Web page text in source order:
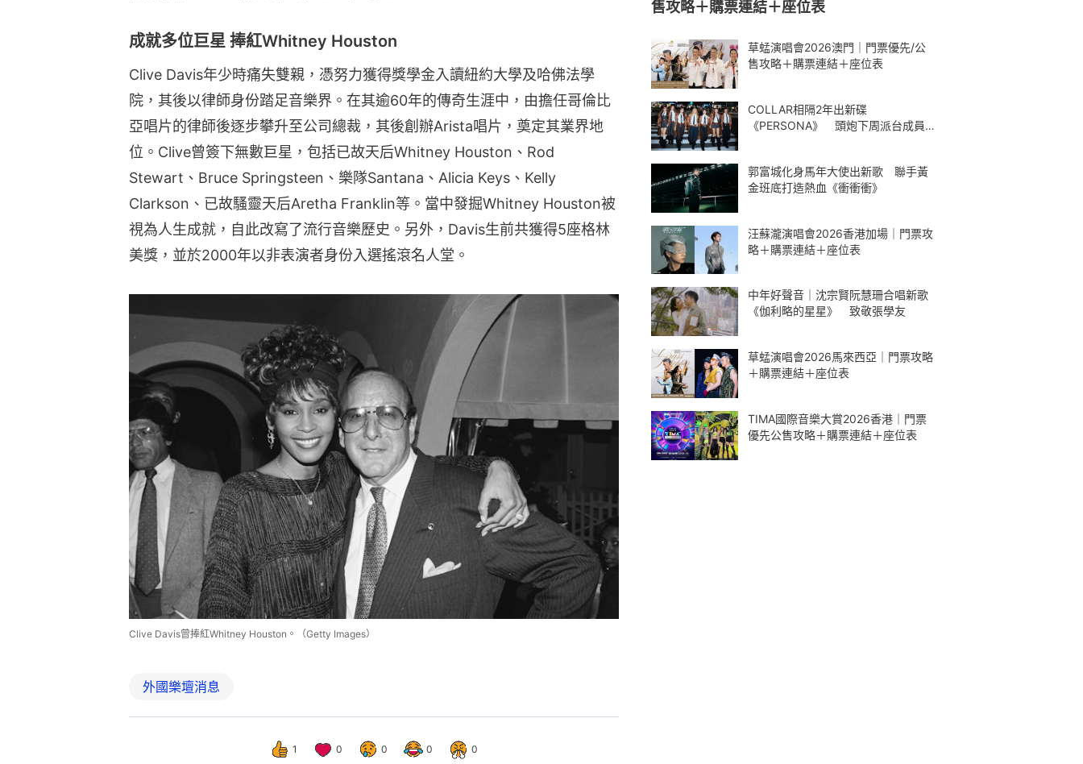
成就多位巨星 捧紅Whitney Houston
Clive Davis年少時痛失雙親，憑努力獲得獎學金入讀紐約大學及哈佛法學
院，其後以律師身份踏足音樂界。在其逾60年的傳奇生涯中，由擔任哥倫比
亞唱片的律師後逐步攀升至公司總裁，其後創辦Arista唱片，奠定其業界地
位。Clive曾簽下無數巨星，包括已故天后Whitney Houston、Rod
Stewart、Bruce Springsteen、樂隊Santana、Alicia Keys、Kelly
Clarkson、已故騷靈天后Aretha Franklin等。當中發掘Whitney Houston被
視為人生成就，自此改寫了流行音樂歷史。另外，Davis生前共獲得5座格林
美獎，並於2000年以非表演者身份入選搖滾名人堂。
Clive Davis曾捧紅Whitney Houston。（Getty Images）
外國樂壇消息
1 0 0 0 0